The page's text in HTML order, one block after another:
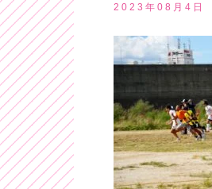
2023年08月4日